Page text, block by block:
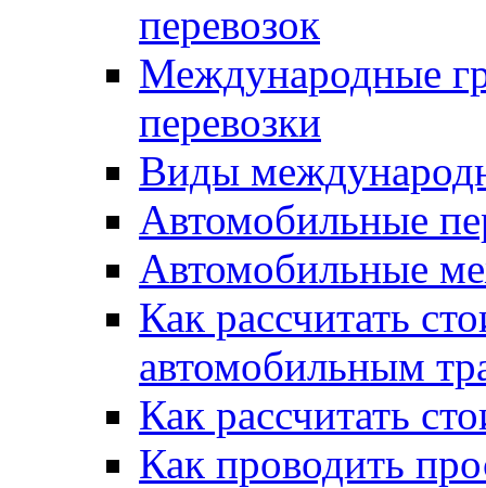
перевозок
Международные
перевозки
Виды
Автомобильные
Автомобильные
Как рассчитать
автомобильным
Как рассчитать
Как проводить